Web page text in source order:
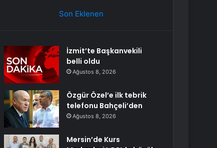
Son Eklenen
İzmit’te Başkanvekili
belli oldu
Ağustos 8, 2026
Özgür Özel’e ilk tebrik
telefonu Bahçeli’den
Ağustos 8, 2026
Mersin’de Kurs